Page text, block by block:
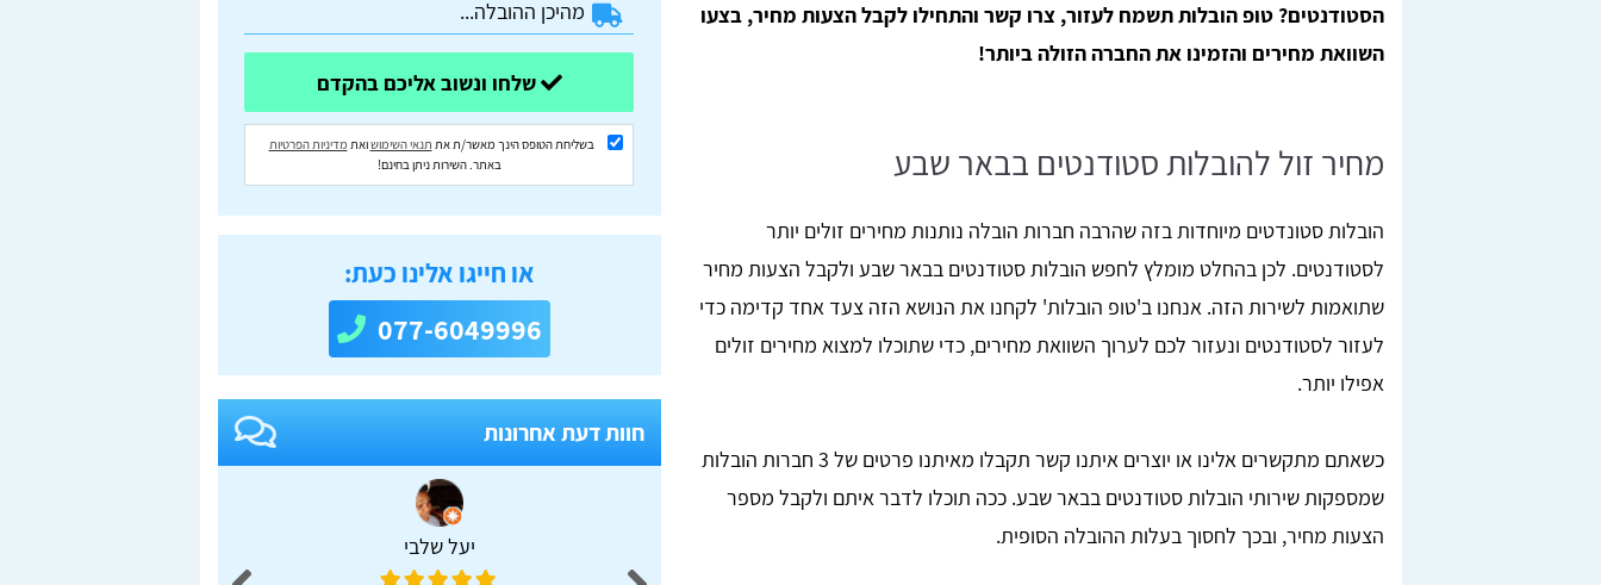
הסטודנטים? טופ הובלות תשמח לעזור, צרו קשר והתחילו לקבל הצעות מחיר, בצעו
השוואת מחירים והזמינו את החברה הזולה ביותר!
מחיר זול להובלות סטודנטים בבאר שבע
הובלות סטונדטים מיוחדות בזה שהרבה חברות הובלה נותנות מחירים זולים יותר
לסטודנטים. לכן בהחלט מומלץ לחפש הובלות סטודנטים בבאר שבע ולקבל הצעות מחיר
שתואמות לשירות הזה. אנחנו ב'טופ הובלות' לקחנו את הנושא הזה צעד אחד קדימה כדי
לעזור לסטודנטים ונעזור לכם לערוך השוואת מחירים, כדי שתוכלו למצוא מחירים זולים
אפילו יותר.
כשאתם מתקשרים אלינו או יוצרים איתנו קשר תקבלו מאיתנו פרטים של 3 חברות הובלות
שמספקות שירותי הובלות סטודנטים בבאר שבע. ככה תוכלו לדבר איתם ולקבל מספר
הצעות מחיר, ובכך לחסוך בעלות ההובלה הסופית.
שלחו ונשוב אליכם בהקדם
בשליחת הטופס הינך מאשר/ת את תנאי השימושואת מדיניות הפרטיות
באתר. השירות ניתן בחינם!
או חייגו אלינו כעת:
077-6049996
חוות דעת אחרונות
יעל שלבי Lior Yeshno